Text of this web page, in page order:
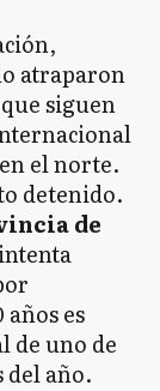
atraparon
siguen
el norte.
de
años es
de uno de
del año.